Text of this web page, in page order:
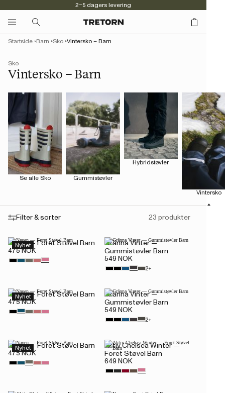
2–5 dagers levering
Sko
Vintersko – Barn
Startside Barn Sko Vintersko – Barn
Se alle Sko Gummistøvler
Hybridstøvler
Vintersko
Filter & sorter 23 produkter
Nyhet
Naven — Foret Støvel Barn
475 NOK
Gränna Vinter —
Gummistøvler Barn
549 NOK
2+
Nyhet
Naven — Foret Støvel Barn
475 NOK
Gränna Vinter —
Gummistøvler Barn
549 NOK
2+
Nyhet
Naven — Foret Støvel Barn
475 NOK
Aktiv Chelsea Winter —
Foret Støvel Barn
649 NOK